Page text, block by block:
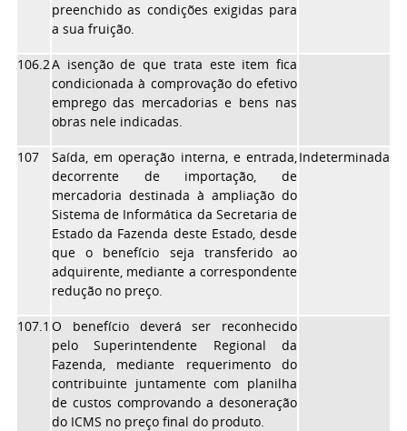
preenchido as condições exigidas para
a sua fruição.
106.2A isenção de que trata este item fica
condicionada à comprovação do efetivo
emprego das mercadorias e bens nas
obras nele indicadas.
107
Saída, em operação interna, e entrada,
decorrente de importação, de
mercadoria destinada à ampliação do
Sistema de Informática da Secretaria de
Estado da Fazenda deste Estado, desde
que o benefício seja transferido ao
adquirente, mediante a correspondente
redução no preço.
Indeterminada
107.1 O benefício deverá ser reconhecido
pelo Superintendente Regional da
Fazenda, mediante requerimento do
contribuinte juntamente com planilha
de custos comprovando a desoneração
do ICMS no preço final do produto.